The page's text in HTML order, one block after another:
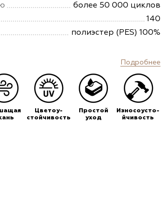
более 50 000 циклов
140
полиэстер (PES) 100%
Подробнее
Цветоу-
стойчивость
Простой
уход
Износоусто-
йчивость